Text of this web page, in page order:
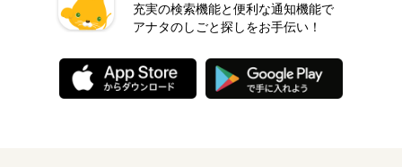
充実の検索機能と便利な通知機能で
アナタのしごと探しをお手伝い！